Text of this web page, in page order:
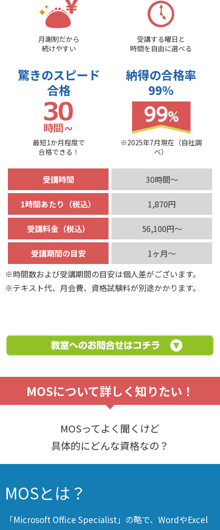
月謝制だから
続けやすい
受講する曜日と
時間を自由に選べる
驚きのスピード
合格
最短1か月程度で
合格できる！
納得の合格率
99%
※2025年7月現在（自社調
べ）
受講時間 30時間～
1時間あたり（税込） 1,870円
受講料金（税込） 56,100円～
受講期間の目安
1ヶ月～
※時間数および受講期間の目安は個人差がございます。
※テキスト代、月会費、資格試験料が別途かかります。
MOSについて詳しく知りたい！
MOSってよく聞くけど
具体的にどんな資格なの？
MOSとは？
「Microsoft Office Specialist」の略で、WordやExcel